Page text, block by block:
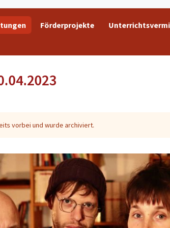
Förderprojekte
vorbei und wurde archiviert.